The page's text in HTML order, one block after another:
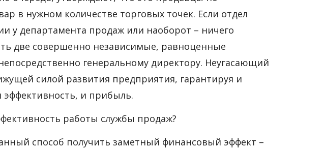
в нужном количестве торговых точек. Если отдел
у департамента продаж или наоборот – ничего
две совершенно независимые, равноценные
генеральному директору. Неугасающий
силой развития предприятия, гарантируя и
эффективность, и прибыль.
работы службы продаж?
способ получить заметный финансовый эффект –